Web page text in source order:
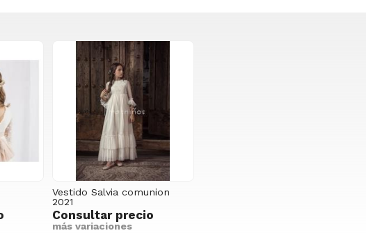
Vestido Salvia comunion
2021
Consultar precio
más variaciones